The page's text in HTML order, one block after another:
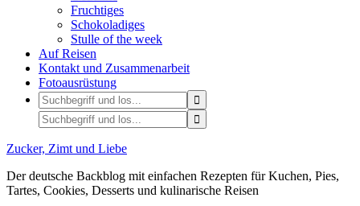
Fruchtiges
Schokoladiges
Stulle of the week
Auf Reisen
Kontakt und Zusammenarbeit
Fotoausrüstung
Zucker, Zimt und Liebe
Der deutsche Backblog mit einfachen Rezepten für Kuchen, Pies,
Tartes, Cookies, Desserts und kulinarische Reisen